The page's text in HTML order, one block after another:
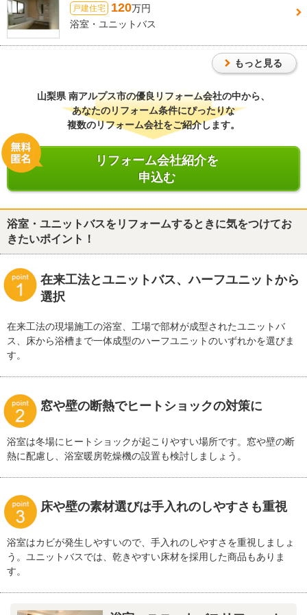
戸建住宅 120万円
浴室・ユニットバス
もっと見る
山梨県 南アルプス市の優良リフォーム会社の中から、
あなたのリフォーム条件にぴったりな
複数のリフォーム会社をご紹介します。
リフォーム会社紹介を
申込む
浴室・ユニットバスをリフォームするときに気をつけてお
きたいポイント！
在来工法とユニットバス、ハーフユニットから
選択
在来工法の現場施工の浴室、工場で部材が成型されたユニットバ
ス、床から浴槽まで一体成型のハーフユニットのいずれかを選びま
す。
窓や壁の断熱でヒートショックの対策に
浴室は冬場にヒートショックが起こりやすい場所です。窓や壁の断
熱に配慮し、浴室暖房乾燥機の設置も検討しましょう。
床や壁の素材選びは手入れのしやすさも重視
浴室はカビが発生しやすいので、手入れのしやすさを重視しましょ
う。ユニットバスでは、乾きやすい床材を採用した商品もありま
す。